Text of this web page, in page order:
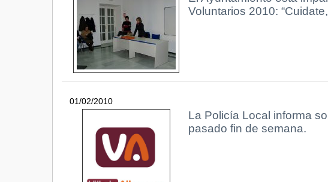
Voluntarios 2010:
01/02/2010
La Policía Local informa
pasado fin de semana.